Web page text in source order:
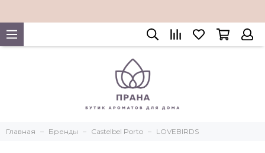
Главная Бренды Castelbel Porto LOVEBIRDS